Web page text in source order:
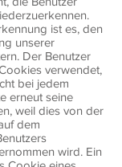
ist es, den
unserer
Der Benutzer
verwendet,
bei jedem
erneut seine
weil dies von der
dem
wird. Ein